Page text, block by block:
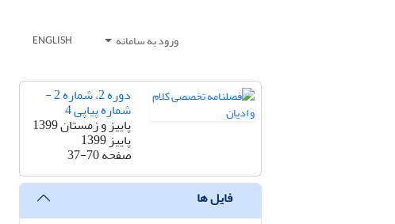
ورود به سامانه ENGLISH
دوره 2، شماره 2 -
شماره پیاپی 4
پاییز و زمستان 1399
پاییز 1399
صفحه37-70
فایل ها